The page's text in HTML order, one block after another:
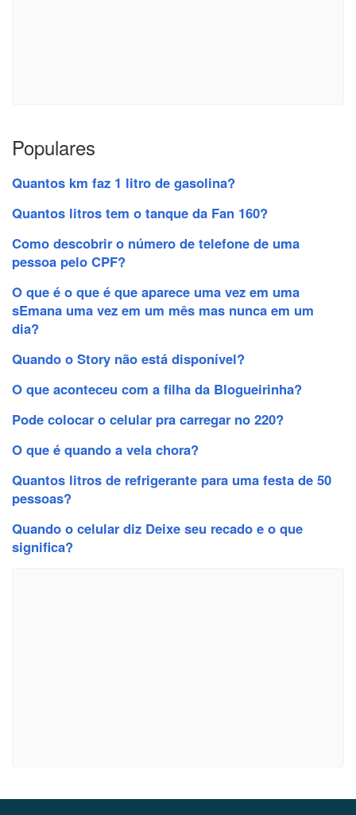
Populares
Quantos km faz 1 litro de gasolina?
Quantos litros tem o tanque da Fan 160?
Como descobrir o número de telefone de uma
pessoa pelo CPF?
O que é o que é que aparece uma vez em uma
sEmana uma vez em um mês mas nunca em um
dia?
Quando o Story não está disponível?
O que aconteceu com a filha da Blogueirinha?
Pode colocar o celular pra carregar no 220?
O que é quando a vela chora?
Quantos litros de refrigerante para uma festa de 50
pessoas?
Quando o celular diz Deixe seu recado e o que
significa?